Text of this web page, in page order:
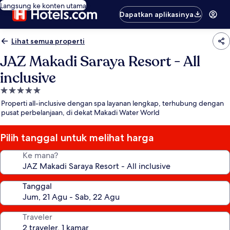
Langsung ke konten utama
Dapatkan aplikasinya
Lihat semua properti
JAZ Makadi Saraya Resort - All
inclusive
Properti
bintang
5.0
Properti all-inclusive dengan spa layanan lengkap, terhubung dengan
pusat perbelanjaan, di dekat Makadi Water World
Pilih tanggal untuk melihat harga
Ke mana?
Tanggal
Traveler